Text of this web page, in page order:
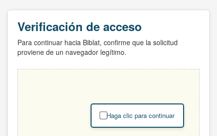
Verificación de acceso
Para continuar hacia Biblat, confirme que la solicitud
proviene de un navegador legítimo.
Haga clic para continuar